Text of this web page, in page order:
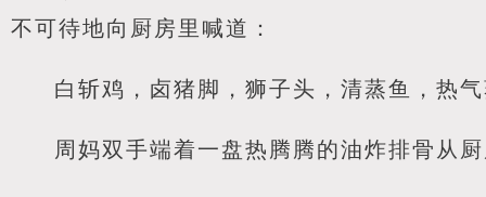
不可待地向厨房里喊道：
白斩鸡，卤猪脚，狮子头，清蒸鱼，热
周妈双手端着一盘热腾腾的油炸排骨从